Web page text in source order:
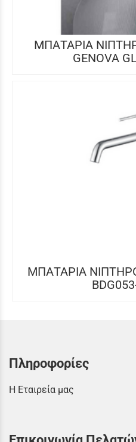
ΜΠΑΤΑΡΙΑ
GENOVA
ΜΠΑΤΑΡΙΑ
Πληροφορίες
Η Εταιρεία μας